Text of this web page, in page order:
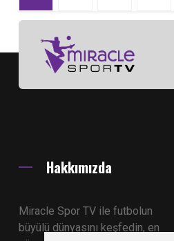
Hakkımızda
Miracle Spor TV ile futbolun
büyülü dünyasını keşfedin, en